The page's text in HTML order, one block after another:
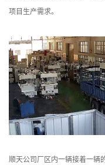
项目生产需求。
顺天公司厂区内一辆接着一辆